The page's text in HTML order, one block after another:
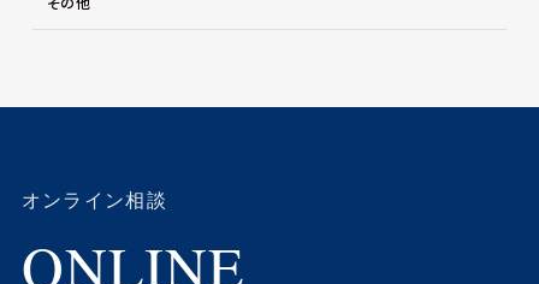
オンライン相談
ONLINE